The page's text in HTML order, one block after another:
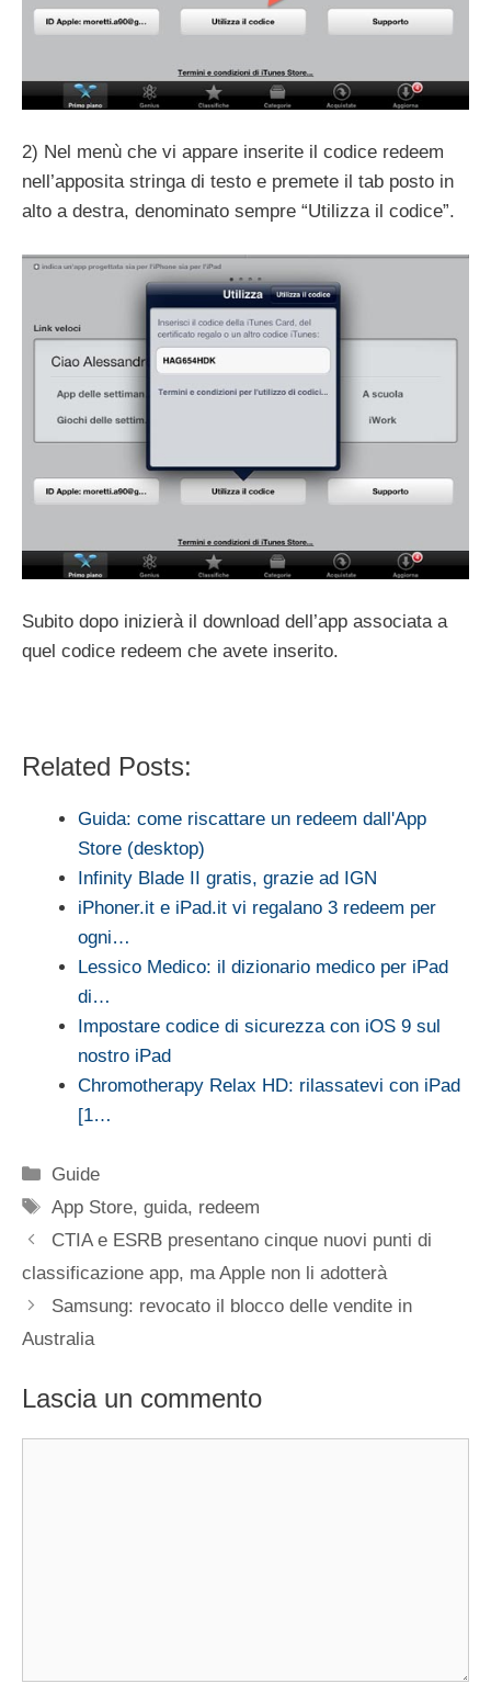
2) Nel menù che vi appare inserite il codice redeem
nell’apposita stringa di testo e premete il tab posto in
alto a destra, denominato sempre “Utilizza il codice”.
Subito dopo inizierà il download dell’app associata a
quel codice redeem che avete inserito.
Related Posts:
Guida: come riscattare un redeem dall'App
Store (desktop)
Infinity Blade II gratis, grazie ad IGN
iPhoner.it e iPad.it vi regalano 3 redeem per
ogni…
Lessico Medico: il dizionario medico per iPad
di…
Impostare codice di sicurezza con iOS 9 sul
nostro iPad
Chromotherapy Relax HD: rilassatevi con iPad
[1…
Categorie
Guide
Tag
App Store,guida, redeem
CTIA e ESRB presentano cinque nuovi punti di
classificazione app, ma Apple non li adotterà
Samsung: revocato il blocco delle vendite in
Australia
Lascia un commento